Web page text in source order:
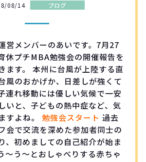
08/14 ブログ
営メンバーのあいです。7月27
休プチMBA勉強会の開催報告を
ます。 本州に台風が上陸する直
風のおかげか、日差しが強くて
連れ移動には優しい気候で一安
いと、子どもの熱中症など、気
すよね。勉強会スタート 過去
会で交流を深めた参加者同士の
、初めましての自己紹介が始ま
〜う〜とおしゃべりする赤ちゃ